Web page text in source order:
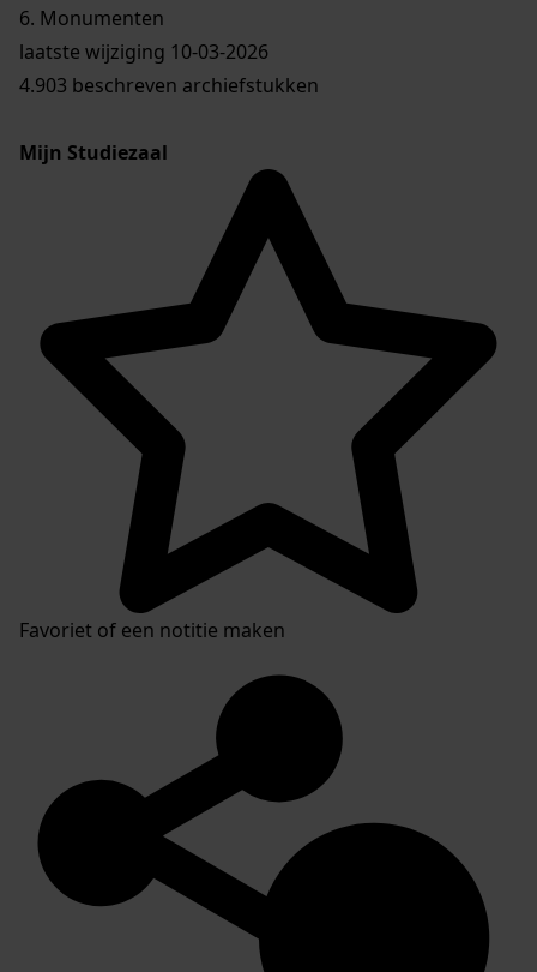
6. Monumenten
laatste wijziging 10-03-2026
4.903 beschreven archiefstukken
Mijn Studiezaal
Favoriet of een notitie maken